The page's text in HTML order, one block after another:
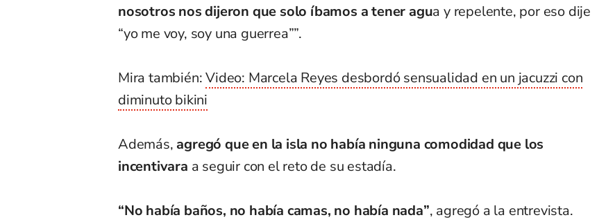
nosotros nos dijeron que solo íbamos a tener agua y repelente, por eso dije
“yo me voy, soy una guerrea””.
Mira también:Video: Marcela Reyes desbordó sensualidad en un jacuzzi con
diminuto bikini
Además, agregó que en la isla no había ninguna comodidad que los
incentivara a seguir con el reto de su estadía.
“No había baños, no había camas, no había nada”, agregó a la entrevista.